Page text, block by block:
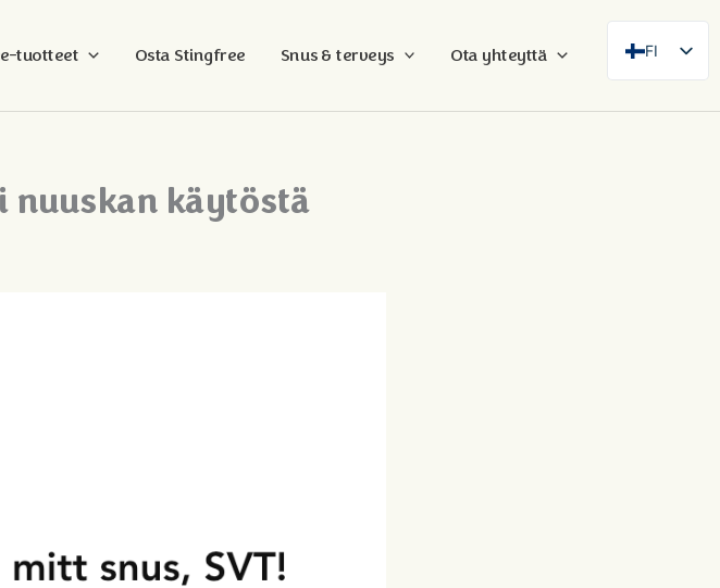
tuotteet Osta Stingfree Snus & terveys Ota yhteyttä
FI
nuuskan käytöstä